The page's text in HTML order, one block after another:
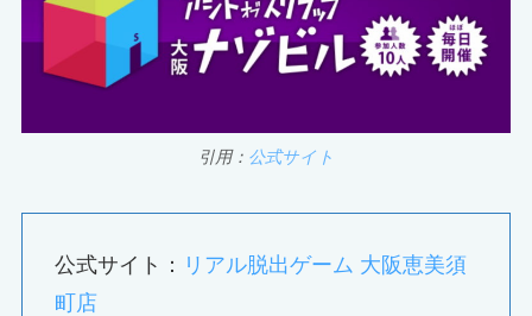
引用： 公式サイト
公式サイト： リアル脱出ゲーム 大阪恵美須
町店